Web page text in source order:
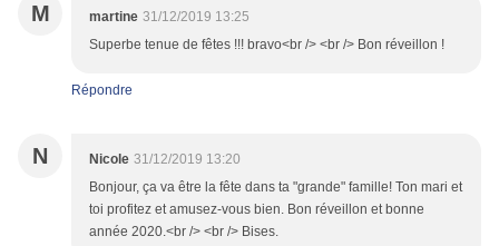
M martine 31/12/2019 13:25
Superbe tenue de fêtes !!! bravo<br /> <br /> Bon réveillon !
Répondre
N Nicole 31/12/2019 13:20
Bonjour, ça va être la fête dans ta "grande" famille! Ton mari et
toi profitez et amusez-vous bien. Bon réveillon et bonne
année 2020.<br /> <br /> Bises.